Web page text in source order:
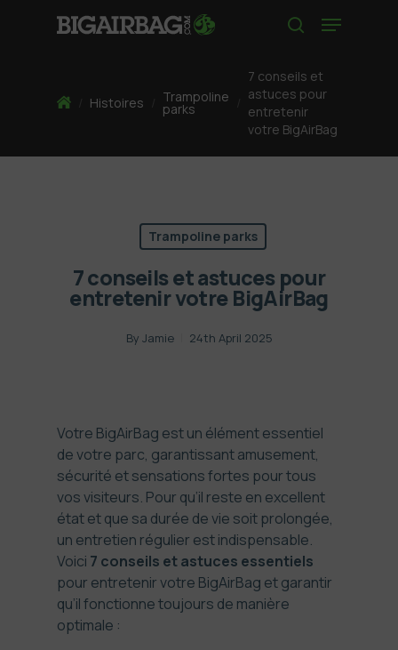
Menu
HomeHistoires Trampoline
parks
7 conseils et
astuces pour
entretenir
votre BigAirBag
Trampoline parks
7 conseils et astuces pour
entretenir votre BigAirBag
By Jamie 24th April 2025
Votre BigAirBag est un élément essentiel
de votre parc, garantissant amusement,
sécurité et sensations fortes pour tous
vos visiteurs. Pour qu’il reste en excellent
état et que sa durée de vie soit prolongée,
un entretien régulier est indispensable.
Voici 7 conseils et astuces essentiels
pour entretenir votre BigAirBag et garantir
qu’il fonctionne toujours de manière
optimale :